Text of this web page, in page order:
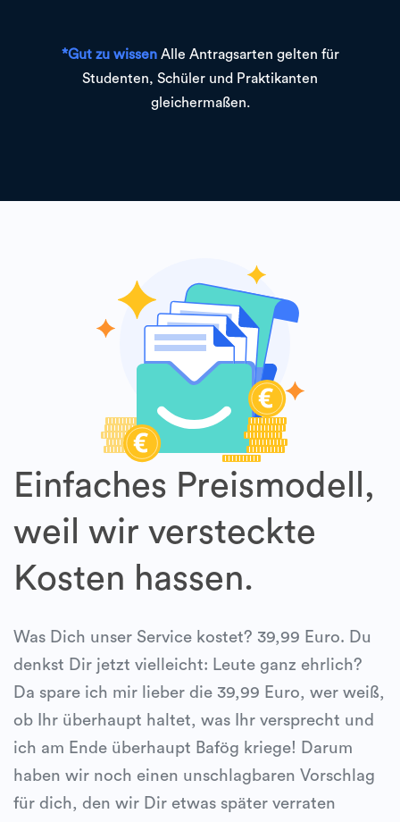
*Gut zu wissenAlle Antragsarten gelten für
Studenten, Schüler und Praktikanten
gleichermaßen.
Einfaches Preismodell,
weil wir versteckte
Kosten hassen.
Was Dich unser Service kostet? 39,99 Euro. Du
denkst Dir jetzt vielleicht: Leute ganz ehrlich?
Da spare ich mir lieber die 39,99 Euro, wer weiß,
ob Ihr überhaupt haltet, was Ihr versprecht und
ich am Ende überhaupt Bafög kriege! Darum
haben wir noch einen unschlagbaren Vorschlag
für dich, den wir Dir etwas später verraten